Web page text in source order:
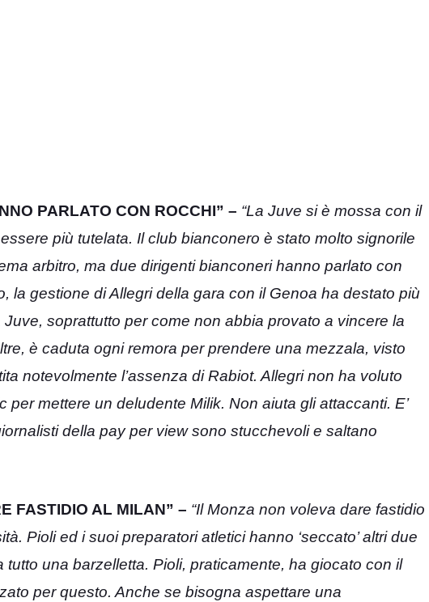
PARLATO CON ROCCHI” – “La Juve si è mossa con il
più tutelata. Il club bianconero è stato molto signorile
arbitro, ma due dirigenti bianconeri hanno parlato con
la gestione di Allegri della gara con il Genoa ha destato più
soprattutto per come non abbia provato a vincere la
è caduta ogni remora per prendere una mezzala, visto
notevolmente l’assenza di Rabiot. Allegri non ha voluto
mettere un deludente Milik. Non aiuta gli attaccanti. E’
della pay per view sono stucchevoli e saltano
FASTIDIO AL MILAN” – “Il Monza non voleva dare fastidio
Pioli ed i suoi preparatori atletici hanno ‘seccato’ altri due
una barzelletta. Pioli, praticamente, ha giocato con il
per questo. Anche se bisogna aspettare una